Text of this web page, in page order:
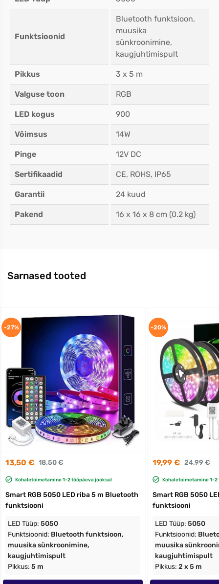
Funktsioonid
Bluetooth funktsioon,
muusika
sünkroonimine,
kaugjuhtimispult
Pikkus 3 x 5 m
Valguse toon RGB
LED kogus 900
Võimsus 14W
Pinge 12V DC
Sertifikaadid CE, ROHS, IP65
Garantii 24 kuud
Pakend 16 x 16 x 8 cm (0.2 kg)
Sarnased tooted
13,50 € 18,50 €
Kohaletoimetamine 1-2 tööpäeva jooksul
Smart RGB 5050 LED riba 5 m Bluetooth
funktsiooni
LED Tüüp: 5050
Funktsioonid: Bluetooth funktsioon,
muusika sünkroonimine,
kaugjuhtimispult
Pikkus: 5 m
-27%
19,99 € 24,99 €
Kohaletoimetamine 1-
Smart RGB 5050
funktsiooni
LED Tüüp: 5050
Funktsioonid:
muusika
kaugjuhtimispult
Pikkus: 2 x 5 m
-20%